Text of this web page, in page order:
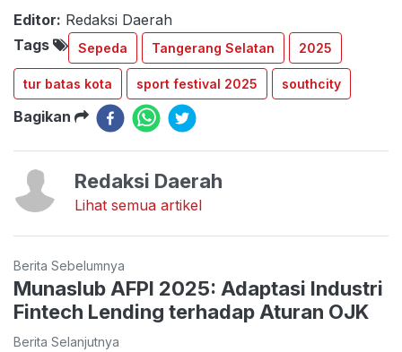
Editor: Redaksi Daerah
Tags
Sepeda Tangerang Selatan 2025
tur batas kota sport festival 2025 southcity
Bagikan
Redaksi Daerah
Lihat semua artikel
Berita Sebelumnya
Munaslub AFPI 2025: Adaptasi Industri
Fintech Lending terhadap Aturan OJK
Berita Selanjutnya